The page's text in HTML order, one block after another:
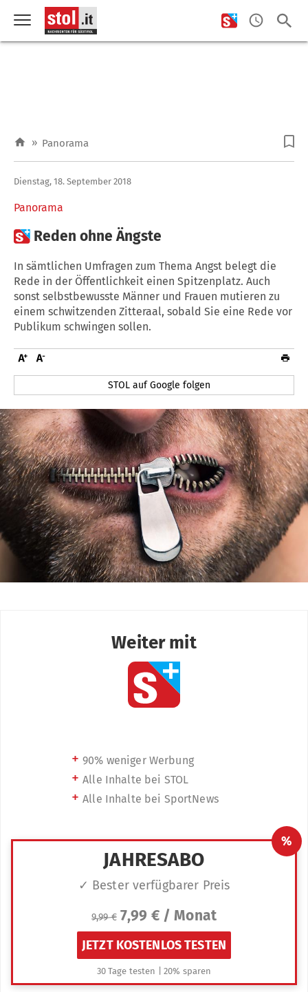
» Panorama
Panorama
Dienstag, 18. September 2018
 Reden ohne Ängste
In sämtlichen Umfragen zum Thema Angst belegt die
Rede in der Öffentlichkeit einen Spitzenplatz. Auch
sonst selbstbewusste Männer und Frauen mutieren zu
einem schwitzenden Zitteraal, sobald Sie eine Rede vor
Publikum schwingen sollen.
STOL auf Google folgen